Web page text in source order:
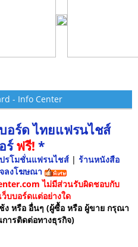
- Info Center
อร์ด ไทยแฟรนไชส์
ร์ฟรี! *
รโมชั่นแฟรนไชส์ | ร้านหนังสือ
ลงโฆษณา
ไม่มีส่วนรับผิดชอบกับ
บบอร์ดแต่อย่างใด
ง หรือ อื่นๆ (ผู้ซื้อ หรือ ผู้ขาย กรุณา
รติดต่อทางธุรกิจ)